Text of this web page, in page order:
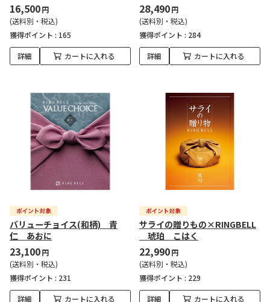
16,500円
(送料別・税込)
獲得ポイント : 165
詳細 カートに入れる
28,490円
(送料別・税込)
獲得ポイント : 284
詳細 カートに入れる
バリューチョイス(和柄) 青
仁 あおに
23,100円
(送料別・税込)
獲得ポイント : 231
詳細 カートに入れる
サライの贈りもの×RINGBELL
琥珀 こはく
22,990円
(送料別・税込)
獲得ポイント : 229
詳細 カートに入れる